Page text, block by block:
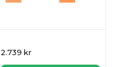
2.739 kr